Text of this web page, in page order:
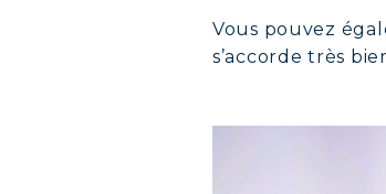
Vous pouvez
s’accorde très